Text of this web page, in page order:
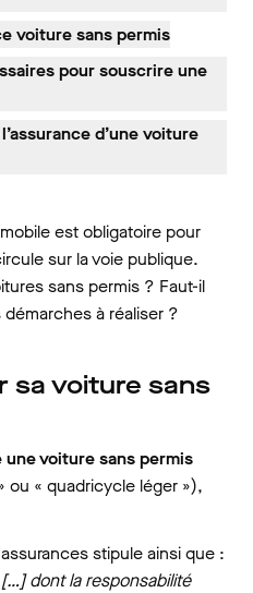
voiture sans permis
pour souscrire une
d’une voiture
est obligatoire pour
sur la voie publique.
sans permis ? Faut-il
à réaliser ?
sa voiture sans
voiture sans permis
ou « quadricycle léger »),
stipule ainsi que :
dont la responsabilité